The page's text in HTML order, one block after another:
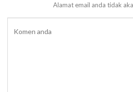
Alamat email anda tidak